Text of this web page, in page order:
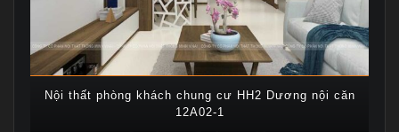
Nội thất phòng khách chung cư HH2 Dương nội căn
12A02-1